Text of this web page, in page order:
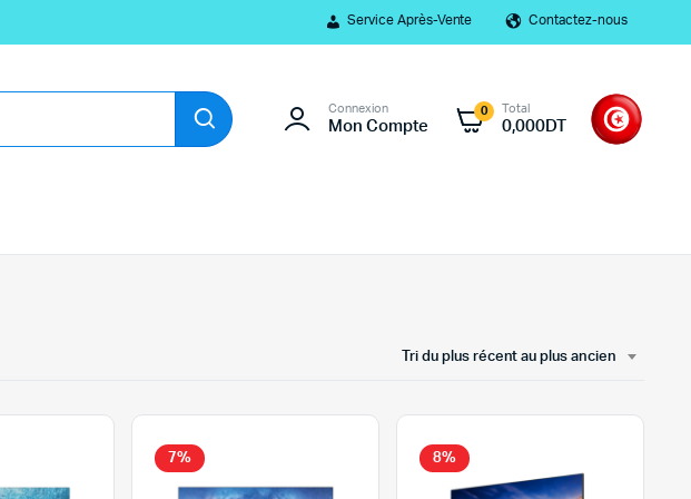
Service Après-Vente Contactez-nous
Connexion
Mon Compte
0 Total
0,000 DT
Tri du plus récent au plus ancien
7% 8%